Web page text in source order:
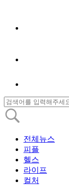
전체뉴스
피플
헬스
라이프
컬처